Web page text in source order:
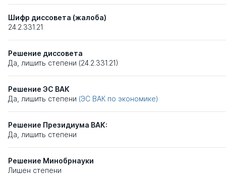
Шифр диссовета (жалоба)
24.2.331.21
Решение диссовета
Да, лишить степени (24.2.331.21)
Решение ЭС ВАК
Да, лишить степени (ЭС ВАК по экономике)
Решение Президиума ВАК:
Да, лишить степени
Решение Минобрнауки
Лишен степени